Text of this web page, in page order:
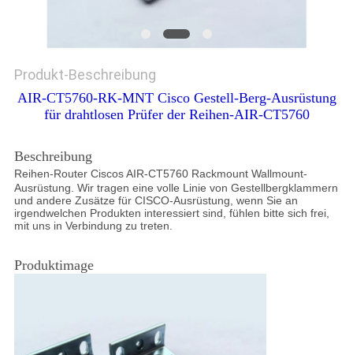
Produkt-Beschreibung
AIR-CT5760-RK-MNT Cisco Gestell-Berg-Ausrüstung
für drahtlosen Prüfer der Reihen-AIR-CT5760
Beschreibung
Reihen-Router Ciscos AIR-CT5760 Rackmount Wallmount-
Ausrüstung. Wir tragen eine volle Linie von Gestellbergklammern
und andere Zusätze für CISCO-Ausrüstung, wenn Sie an
irgendwelchen Produkten interessiert sind, fühlen bitte sich frei,
mit uns in Verbindung zu treten.
Produktimage